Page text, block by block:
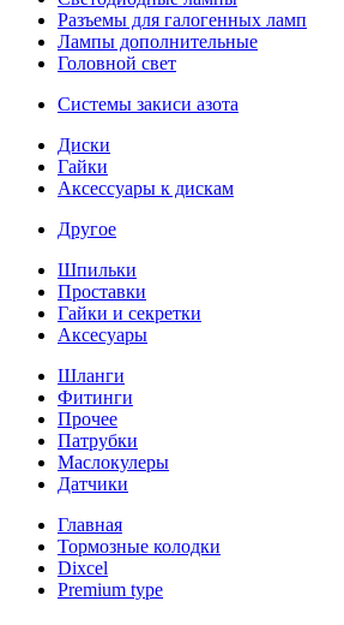
Разъемы для галогенных ламп
Лампы дополнительные
Головной свет
Системы закиси азота
Диски
Гайки
Аксессуары к дискам
Другое
Шпильки
Проставки
Гайки и секретки
Аксесуары
Шланги
Фитинги
Прочее
Патрубки
Маслокулеры
Датчики
Главная
Тормозные колодки
Dixcel
Premium type